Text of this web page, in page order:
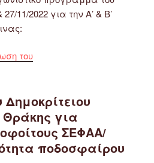
11/2022 για την Α’ & Β’
του“Πρόγραμμα
&
Β’
Κατηγορίας
ΕΠΣ
Φλώρινας
Θράκης για
ΣΕΦΑΑ/
ποδοσφαίρου